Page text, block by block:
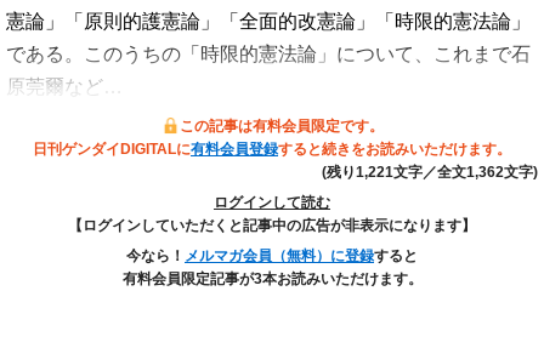
憲論」「原則的護憲論」「全面的改憲論」「時限的憲法論」
である。このうちの「時限的憲法論」について、これまで石
原莞爾など…
この記事は有料会員限定です。
日刊ゲンダイDIGITALに有料会員登録すると続きをお読みいただけます。
(残り1,221文字／全文1,362文字)
ログインして読む
【ログインしていただくと記事中の広告が非表示になります】
今なら！ メルマガ会員（無料）に登録すると
有料会員限定記事が3本お読みいただけます。